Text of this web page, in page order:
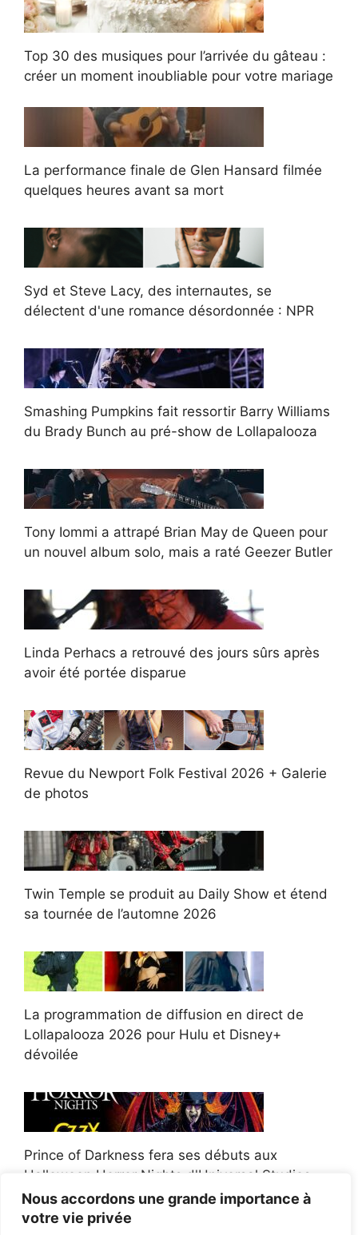
Nous accordons une grande importance à
votre vie privée
Top 30 des musiques pour l’arrivée du gâteau :
créer un moment inoubliable pour votre mariage
La performance finale de Glen Hansard filmée
quelques heures avant sa mort
Syd et Steve Lacy, des internautes, se
délectent d'une romance désordonnée : NPR
Smashing Pumpkins fait ressortir Barry Williams
du Brady Bunch au pré-show de Lollapalooza
Tony Iommi a attrapé Brian May de Queen pour
un nouvel album solo, mais a raté Geezer Butler
Linda Perhacs a retrouvé des jours sûrs après
avoir été portée disparue
Revue du Newport Folk Festival 2026 + Galerie
de photos
Twin Temple se produit au Daily Show et étend
sa tournée de l’automne 2026
La programmation de diffusion en direct de
Lollapalooza 2026 pour Hulu et Disney+
dévoilée
Prince of Darkness fera ses débuts aux
Halloween Horror Nights d'Universal Studios